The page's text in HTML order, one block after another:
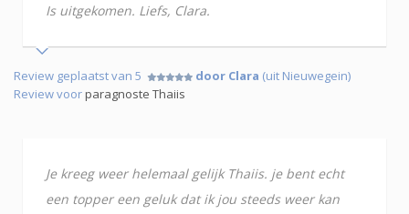
Is uitgekomen. Liefs, Clara.
Review geplaatst van 5 door Clara (uit Nieuwegein)
Review voorparagnoste Thaiis
Je kreeg weer helemaal gelijk Thaiis. je bent echt
een topper een geluk dat ik jou steeds weer kan